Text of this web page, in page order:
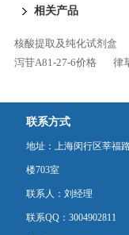
相关产品
核酸提取及纯化试剂盒
泻苷A81-27-6价格
律
联系方式
地址：上海闵行区莘福
楼703室
联系人：刘经理
联系QQ：3004902811